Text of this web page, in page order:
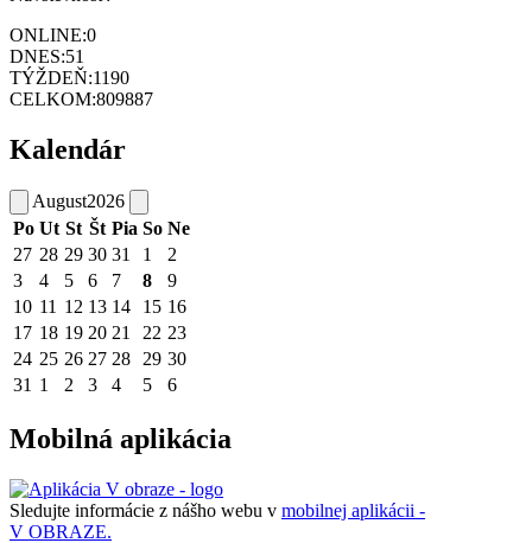
ONLINE:0
DNES:51
TÝŽDEŇ:1190
CELKOM:809887
Kalendár
August2026
Po Ut St Št Pia So Ne
27 28 29 30 31 1
2
3
4 5 6 7 8
9
10 11 12 13 14 15 16
17 18 19 20 21 22 23
24 25 26 27 28 29 30
31 1 2 3 4 5 6
Mobilná aplikácia
Sledujte informácie z nášho webu v mobilnej aplikácii -
V OBRAZE.